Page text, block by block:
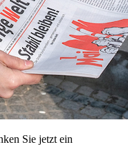
Sie jetzt ein